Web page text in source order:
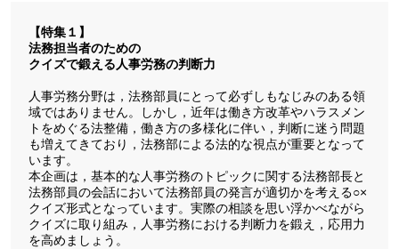
【特集１】
法務担当者のための
クイズで鍛える人事労務の判断力
人事労務分野は，法務部員にとって必ずしもなじみのある領
域ではありません。しかし，近年は働き方改革やハラスメン
トをめぐる法整備，働き方の多様化に伴い，判断に迷う問題
も増えてきており，法務部による法的な視点が重要となって
います。
本企画は，基本的な人事労務のトピックに関する法務部長と
法務部員の会話において法務部員の発言が適切かを考える○×
クイズ形式となっています。実際の相談を思い浮かべながら
クイズに取り組み，人事労務における判断力を鍛え，応用力
を高めましょう。